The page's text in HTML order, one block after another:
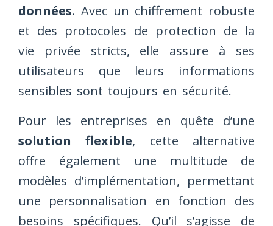
données. Avec un chiffrement robuste
et des protocoles de protection de la
vie privée stricts, elle assure à ses
utilisateurs que leurs informations
sensibles sont toujours en sécurité.
Pour les entreprises en quête d’une
solution flexible, cette alternative
offre également une multitude de
modèles d’implémentation, permettant
une personnalisation en fonction des
besoins spécifiques. Qu’il s’agisse de